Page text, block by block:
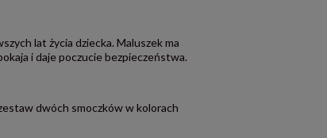
lat życia dziecka. Maluszek ma
i daje poczucie bezpieczeństwa.
dwóch smoczków w kolorach